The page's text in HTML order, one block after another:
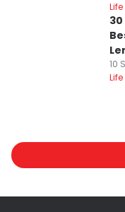
Life
10
Life